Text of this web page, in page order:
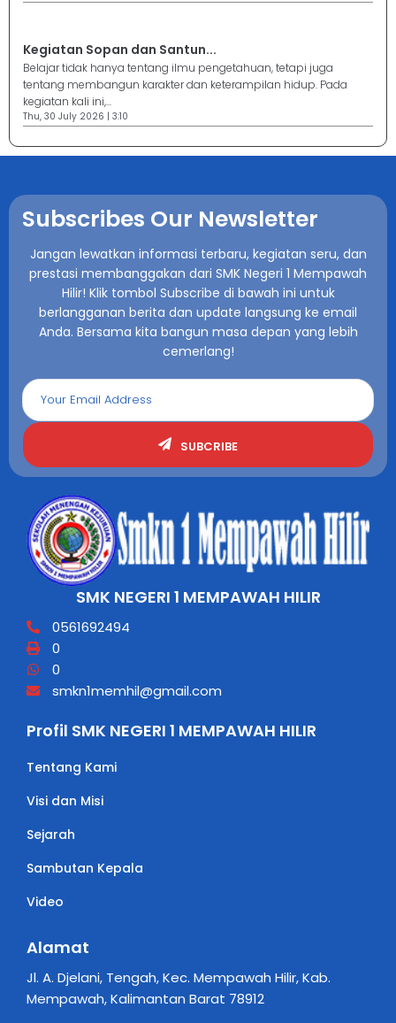
Kegiatan Sopan dan Santun...
Belajar tidak hanya tentang ilmu pengetahuan, tetapi juga
tentang membangun karakter dan keterampilan hidup. Pada
kegiatan kali ini,...
Thu, 30 July 2026 | 3:10
Subscribes Our Newsletter
Jangan lewatkan informasi terbaru, kegiatan seru, dan
prestasi membanggakan dari SMK Negeri 1 Mempawah
Hilir! Klik tombol Subscribe di bawah ini untuk
berlangganan berita dan update langsung ke email
Anda. Bersama kita bangun masa depan yang lebih
cemerlang!
SUBCRIBE
SMK NEGERI 1 MEMPAWAH HILIR
0561692494
0
0
smkn1memhil@gmail.com
Profil SMK NEGERI 1 MEMPAWAH HILIR
Tentang Kami
Visi dan Misi
Sejarah
Sambutan Kepala
Video
Alamat
Jl. A. Djelani, Tengah, Kec. Mempawah Hilir, Kab.
Mempawah, Kalimantan Barat 78912